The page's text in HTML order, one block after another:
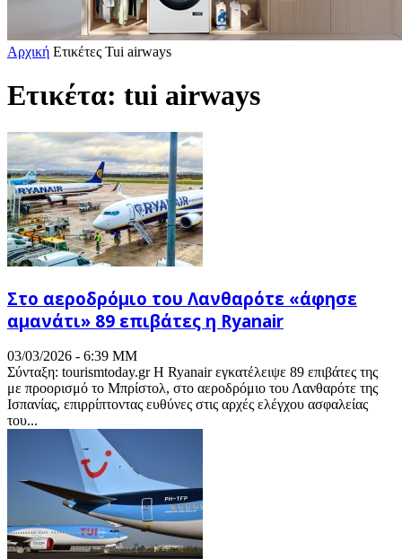
Αρχική Ετικέτες Tui airways
Ετικέτα: tui airways
Στο αεροδρόμιο του Λανθαρότε «άφησε
αμανάτι» 89 επιβάτες η Ryanair
03/03/2026 - 6:39 ΜΜ
Σύνταξη: tourismtoday.gr Η Ryanair εγκατέλειψε 89 επιβάτες της
με προορισμό το Μπρίστολ, στο αεροδρόμιο του Λανθαρότε της
Ισπανίας, επιρρίπτοντας ευθύνες στις αρχές ελέγχου ασφαλείας
του...